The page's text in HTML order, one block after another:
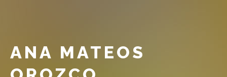
ANA MATEOS